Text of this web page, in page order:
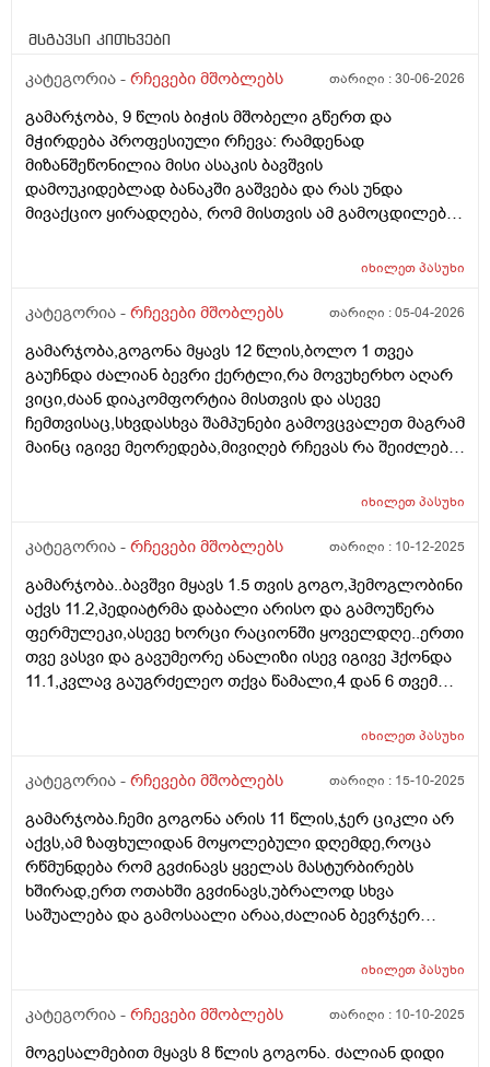
მსგავსი კითხვები
კატეგორია - რჩევები მშობლებს თარიღი :30-06-2026
გამარჯობა, 9 წლის ბიჭის მშობელი გწერთ და
მჭირდება პროფესიული რჩევა: რამდენად
მიზანშეწონილია მისი ასაკის ბავშვის
დამოუკიდებლად ბანაკში გაშვება და რას უნდა
მივაქციო ყირადღება, რომ მისთვის ამ გამოცდილებამ
თუმცა ცოტა ეშინია, რომ მშობლების გარეშე,
გარეშე არსად ყოფილა და ამიტომ ძალიან მიჭირს
მადლობა გამოხმაურებისთვის. პ.ს. ბავშვი არ აქვს
კომუნიკაციის პრობლემა, თუმცა ცოტა მორიდებულია
და არ არის დამოუკიდებლობას მიჩვეული.
იხილეთპასუხი
კატეგორია - რჩევები მშობლებს თარიღი :05-04-2026
გამარჯობა,გოგონა მყავს 12 წლის,ბოლო 1 თვეა
გაუჩნდა ძალიან ბევრი ქერტლი,რა მოვუხერხო აღარ
ვიცი,ძაან დიაკომფორტია მისთვის და ასევე
ჩემთვისაც,სხვდასხვა შამპუნები გამოვცვალეთ მაგრამ
მაინც იგივე მეორედება,მივიღებ რჩევას რა შეიძლება
იხილეთპასუხი
კატეგორია - რჩევები მშობლებს თარიღი : 10-12-2025
გამარჯობა..ბავშვი მყავს 1.5 თვის გოგო,ჰემოგლობინი
აქვს 11.2,პედიატრმა დაბალი არისო და გამოუწერა
ფერმულეკი,ასევე ხორცი რაციონში ყოველდღე..ერთი
თვე ვასვი და გავუმეორე ანალიზი ისევ იგივე ჰქონდა
11.1,კვლავ გაუგრძელეო თქვა წამალი,4 დან 6 თვემდე
ხან. სვავს ხან არა,..მართლა დაბალია 11.1იხილეთპასუხი
კატეგორია - რჩევები მშობლებს თარიღი : 15-10-2025
გამარჯობა.ჩემი გოგონა არის 11 წლის,ჯერ ციკლი არ
აქვს,ამ ზაფხულიდან მოყოლებული დღემდე,როცა
რწმუნდება რომ გვძინავს ყველას მასტურბირებს
ხშირად,ერთ ოთახში გვძინავს,უბრალოდ სხვა
საშუალება და გამოსაალი არაა,ძალიან ბევრჯერ
ყვირილზე გადავედი,არასასიამოვნოა მისი ეს ქცევა..
იხილეთპასუხი
კატეგორია - რჩევები მშობლებს თარიღი : 10-10-2025
მოგესალმებით მყავს 8 წლის გოგონა. ძალიან დიდი